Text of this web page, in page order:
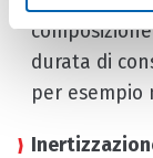
durata di
per